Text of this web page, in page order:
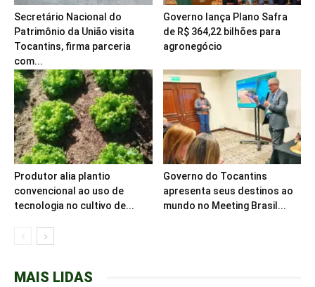
Secretário Nacional do
Patrimônio da União visita
Tocantins, firma parceria
com...
Governo lança Plano Safra
de R$ 364,22 bilhões para
agronegócio
Produtor alia plantio
convencional ao uso de
tecnologia no cultivo de...
Governo do Tocantins
apresenta seus destinos ao
mundo no Meeting Brasil...
MAIS LIDAS